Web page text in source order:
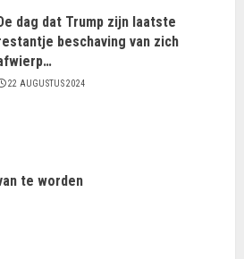
dag dat Trump zijn laatste
beschaving van zich
22 AUGUSTUS 2024
te worden